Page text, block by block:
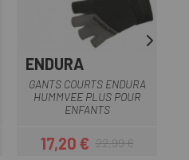
ENDURA
GANTS COURTS ENDURA
HUMMVEE PLUS POUR
ENFANTS
Prix
17,20 €Prix habituel
22,99 €